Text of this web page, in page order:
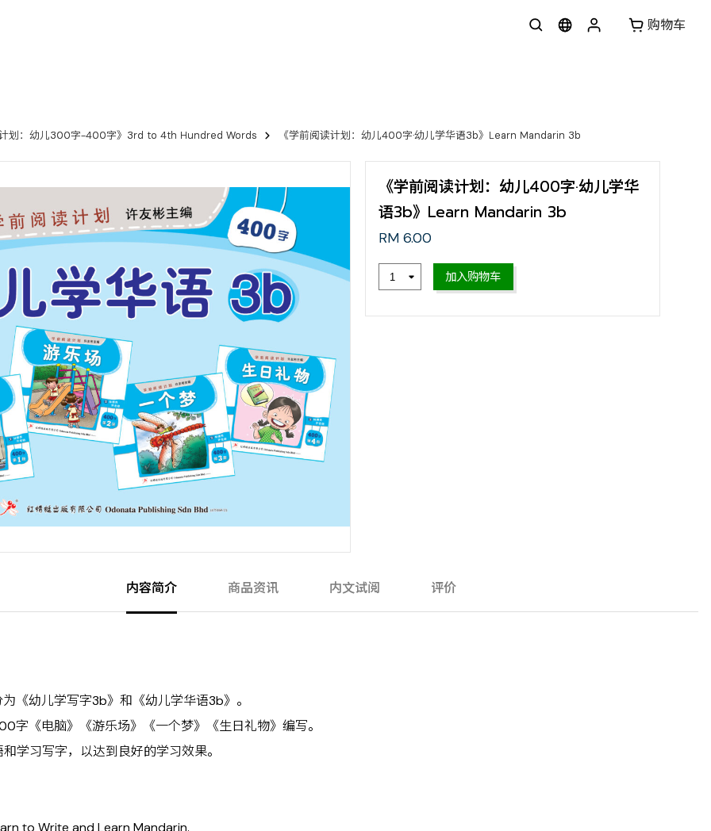
购物车
划：幼儿300字-400字》3rd to 4th Hundred Words 《学前阅读计划：幼儿400字·幼儿学华语3b》Learn Mandarin 3b
《学前阅读计划：幼儿400字·幼儿学华
语3b》Learn Mandarin 3b
RM 6.00
加入购物车
内容简介 商品资讯 内文试阅 评价
《幼儿学写字3b》和《幼儿学华语3b》。
字《电脑》《游乐场》《一个梦》《生日礼物》编写。
学习写字，以达到良好的学习效果。
to Write and Learn Mandarin.